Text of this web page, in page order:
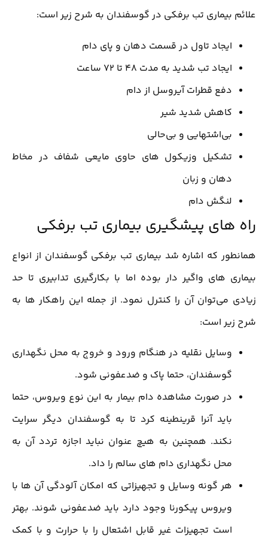
علائم بیماری تب برفکی در گوسفندان به شرح زیر است:
ایجاد تاول در قسمت دهان و پای دام
ایجاد تب شدید به مدت 48 تا 72 ساعت
دفع قطرات آیروسل از دام
کاهش شدید شیر
بی‌اشتهایی و بی‌حالی
تشکیل وزیکول های حاوی مایعی شفاف در مخاط
دهان و زبان
لنگش دام
راه های پیشگیری بیماری تب برفکی
همانطور که اشاره شد بیماری تب برفکی گوسفندان از انواع
بیماری های واگیر دار بوده اما با بکارگیری تدابیری تا حد
زیادی می‌توان آن را کنترل نمود. از جمله این راهکار ها به
شرح زیر است:
وسایل نقلیه در هنگام ورود و خروج به محل نگهداری
گوسفندان، حتما پاک و ضدعفونی شود.
در صورت مشاهده دام بیمار به این نوع ویروس، حتما
باید آنرا قرینطینه کرد تا به گوسفندان دیگر سرایت
نکند. همچنین به هیچ عنوان نباید اجازه تردد آن به
محل نگهداری دام های سالم را داد.
هر گونه وسایل و تجهیزاتی که امکان آلودگی آن ها با
ویروس پیکورنا وجود دارد باید ضدعفونی شوند. بهتر
است تجهیزات غیر قابل اشتعال را با حرارت و با کمک